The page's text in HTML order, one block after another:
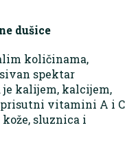
dušice
količinama,
spektar
kalijem, kalcijem,
prisutni vitamini A i C
sluznica i